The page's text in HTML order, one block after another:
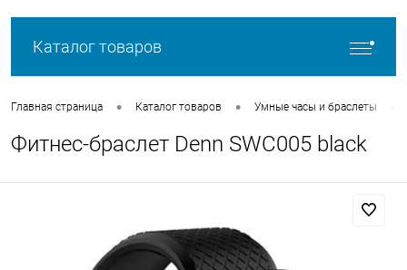
Каталог товаров
Главная страница • Каталог товаров • Умные часы и браслеты
Фитнес-браслет Denn SWC005 black
без переплат
Сегодня
Добавляйте товары